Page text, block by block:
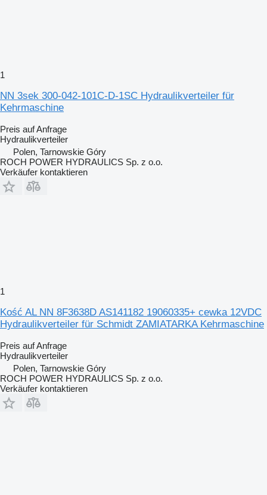
1
NN 3sek 300-042-101C-D-1SC Hydraulikverteiler für
Kehrmaschine
Preis auf Anfrage
Hydraulikverteiler
Polen, Tarnowskie Góry
ROCH POWER HYDRAULICS Sp. z o.o.
Verkäufer kontaktieren
1
Kość AL NN 8F3638D AS141182 19060335+ cewka 12VDC
Hydraulikverteiler für Schmidt ZAMIATARKA Kehrmaschine
Preis auf Anfrage
Hydraulikverteiler
Polen, Tarnowskie Góry
ROCH POWER HYDRAULICS Sp. z o.o.
Verkäufer kontaktieren